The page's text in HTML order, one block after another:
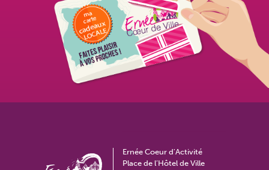
Ernée Coeur d'Activité
Place de l’Hôtel de Ville